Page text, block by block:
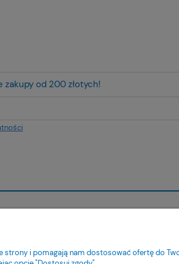
zakupy od 200 złotych!
dostawy
Pytania i
strony i pomagają nam dostosować ofertę do